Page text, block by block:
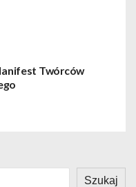
Twórców
Szukaj